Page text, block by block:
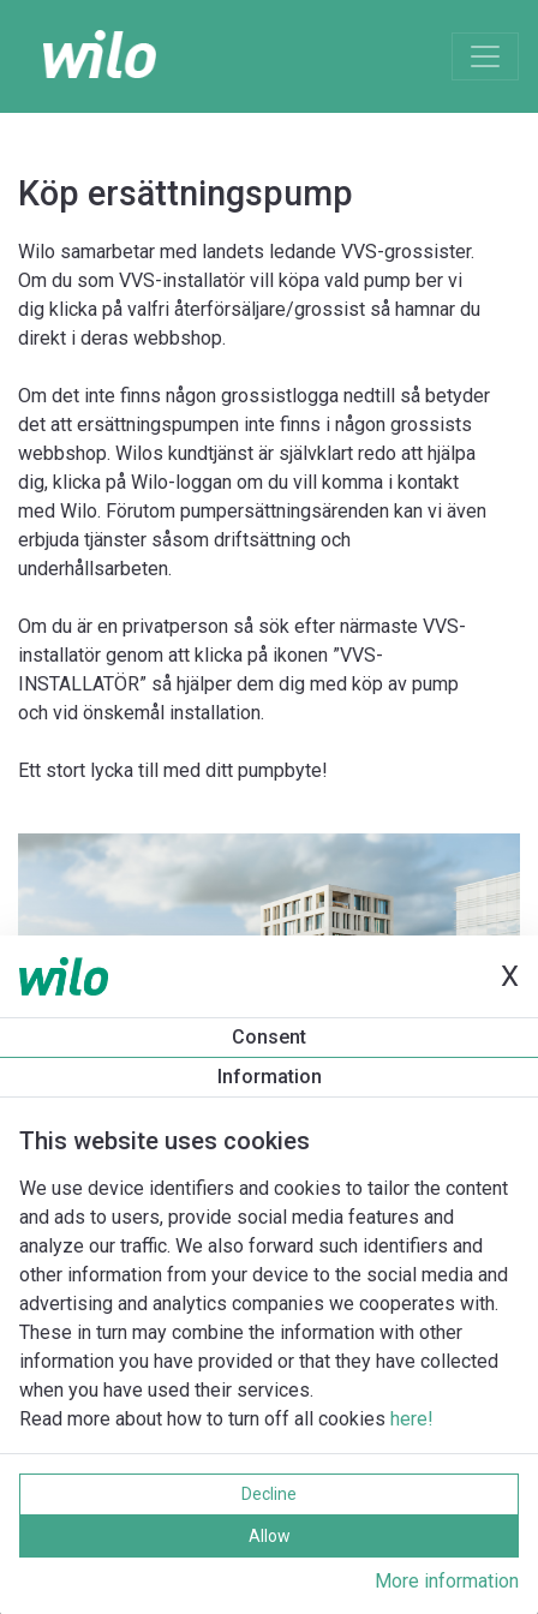
X
Consent
Information
This website uses cookies
We use device identifiers and cookies to tailor the content
and ads to users, provide social media features and
analyze our traffic. We also forward such identifiers and
other information from your device to the social media and
advertising and analytics companies we cooperates with.
These in turn may combine the information with other
information you have provided or that they have collected
when you have used their services.
Read more about how to turn off all cookies here!
Decline
Allow
More information
Köp ersättningspump
Wilo samarbetar med landets ledande VVS-grossister.
Om du som VVS-installatör vill köpa vald pump ber vi
dig klicka på valfri återförsäljare/grossist så hamnar du
direkt i deras webbshop.
Om det inte finns någon grossistlogga nedtill så betyder
det att ersättningspumpen inte finns i någon grossists
webbshop. Wilos kundtjänst är självklart redo att hjälpa
dig, klicka på Wilo-loggan om du vill komma i kontakt
med Wilo. Förutom pumpersättningsärenden kan vi även
erbjuda tjänster såsom driftsättning och
underhållsarbeten.
Om du är en privatperson så sök efter närmaste VVS-
installatör genom att klicka på ikonen ”VVS-
INSTALLATÖR” så hjälper dem dig med köp av pump
och vid önskemål installation.
Ett stort lycka till med ditt pumpbyte!
Imprint
Behandling av personuppgifter
Alla rättigheter förbehållna